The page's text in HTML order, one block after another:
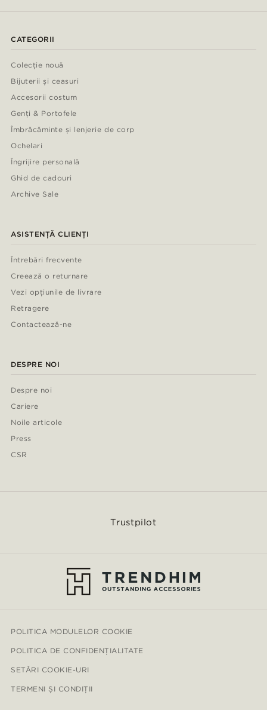
CATEGORII
Colecție nouă
Bijuterii și ceasuri
Accesorii costum
Genți & Portofele
Îmbrăcăminte și lenjerie de corp
Ochelari
Îngrijire personală
Ghid de cadouri
Archive Sale
ASISTENȚĂ CLIENȚI
Întrebări frecvente
Creează o returnare
Vezi opțiunile de livrare
Retragere
Contactează-ne
DESPRE NOI
Despre noi
Cariere
Noile articole
Press
CSR
Trustpilot
POLITICA MODULELOR COOKIE
POLITICA DE CONFIDENȚIALITATE
SETĂRI COOKIE-URI
TERMENI ȘI CONDIȚII